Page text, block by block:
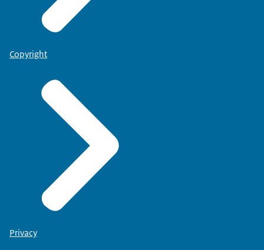
Extra informatie voor B2+
Niet alle talencentra bieden een taalcursus/taaltoets op
onderdelen: lezen, schrijven, spreken en luisteren.
Copyright
Privacy